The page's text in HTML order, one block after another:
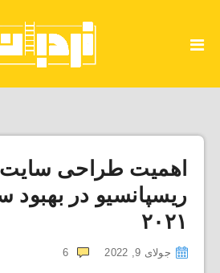
اهمیت طراحی
ریسپانسیو در بهبود
۲۰۲۱
جولای 9, 2022 6